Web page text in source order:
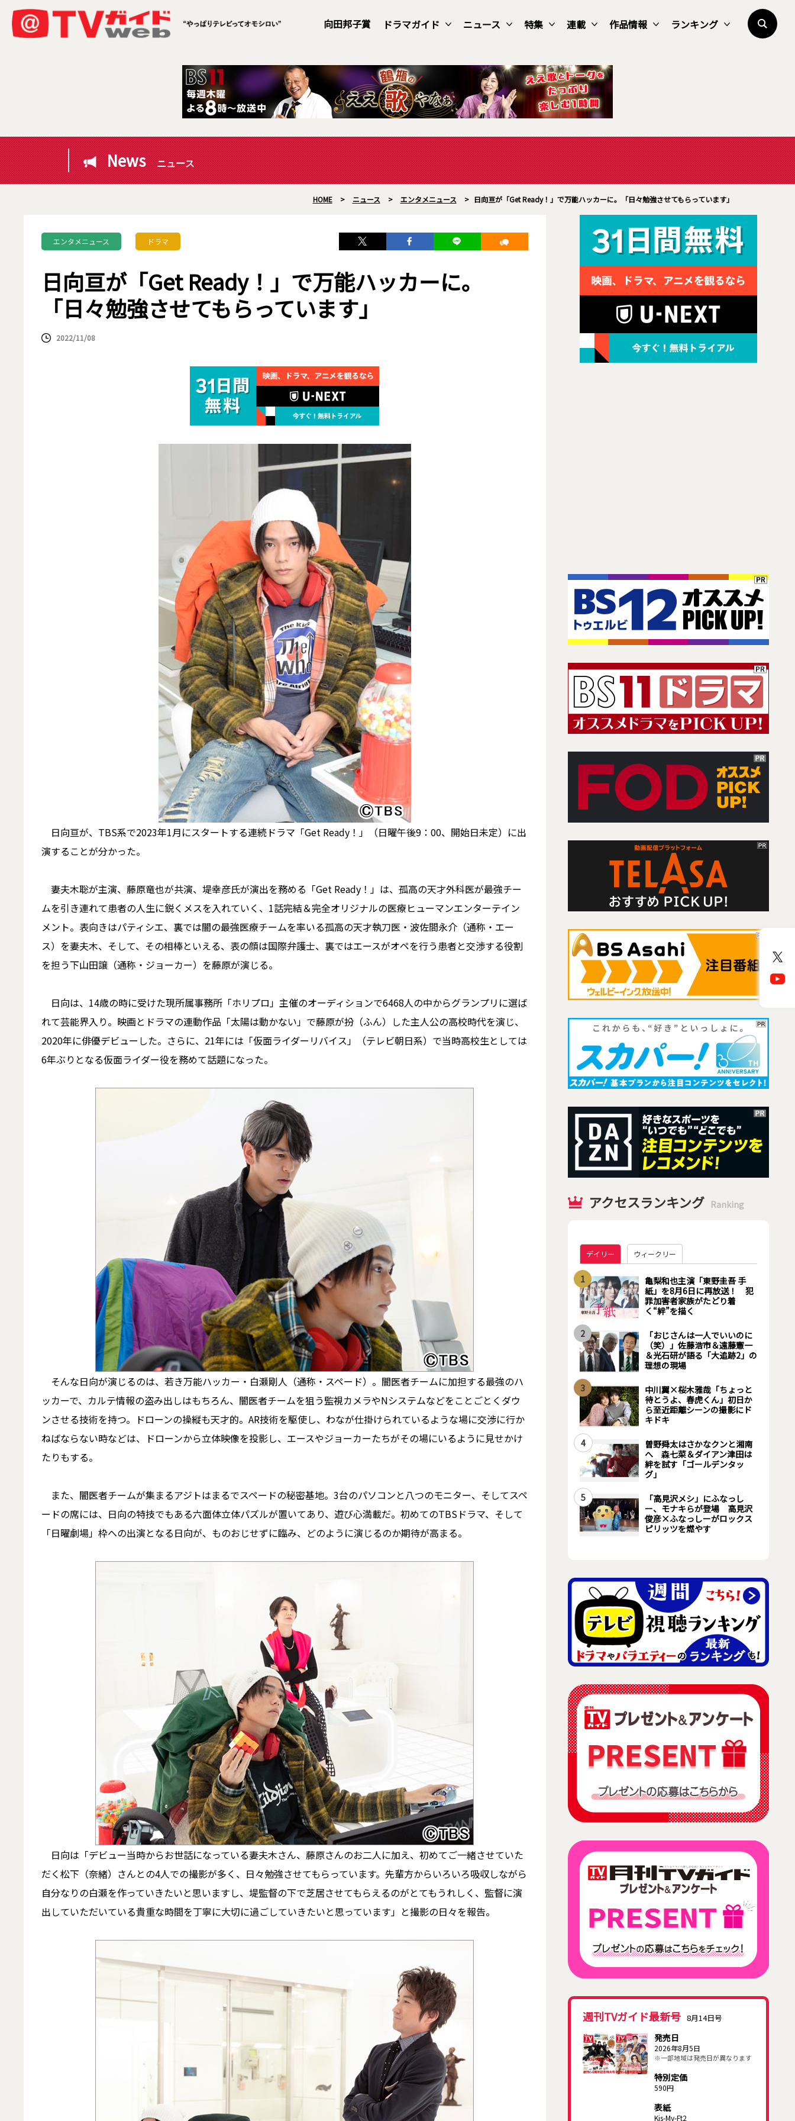
向田邦子賞 ドラマガイド ニュース 特集 連載 作品情報 ランキング
News ニュース
HOME > ニュース > エンタメニュース > 日向亘が「Get Ready！」で万能ハッカーに。「日々勉強させてもらっています」
エンタメニュース ドラマ
日向亘が「Get Ready！」で万能ハッカーに。
「日々勉強させてもらっています」
2022/11/08
日向亘が、TBS系で2023年1月にスタートする連続ドラマ「Get Ready！」（日曜午後9：00、開始日未定）に出
演することが分かった。
妻夫木聡が主演、藤原竜也が共演、堤幸彦氏が演出を務める「Get Ready！」は、孤高の天才外科医が最強チー
ムを引き連れて患者の人生に鋭くメスを入れていく、1話完結＆完全オリジナルの医療ヒューマンエンターテイン
メント。表向きはパティシエ、裏では闇の最強医療チームを率いる孤高の天才執刀医・波佐間永介（通称・エー
ス）を妻夫木、そして、その相棒といえる、表の顔は国際弁護士、裏ではエースがオペを行う患者と交渉する役割
を担う下山田譲（通称・ジョーカー）を藤原が演じる。
日向は、14歳の時に受けた現所属事務所「ホリプロ」主催のオーディションで6468人の中からグランプリに選ば
れて芸能界入り。映画とドラマの連動作品「太陽は動かない」で藤原が扮（ふん）した主人公の高校時代を演じ、
2020年に俳優デビューした。さらに、21年には「仮面ライダーリバイス」（テレビ朝日系）で当時高校生としては
6年ぶりとなる仮面ライダー役を務めて話題になった。
そんな日向が演じるのは、若き万能ハッカー・白瀬剛人（通称・スペード）。闇医者チームに加担する最強のハ
ッカーで、カルテ情報の盗み出しはもちろん、闇医者チームを狙う監視カメラやNシステムなどをことごとくダウ
ンさせる技術を持つ。ドローンの操縦も天才的。AR技術を駆使し、わなが仕掛けられているような場に交渉に行か
ねばならない時などは、ドローンから立体映像を投影し、エースやジョーカーたちがその場にいるように見せかけ
たりもする。
また、闇医者チームが集まるアジトはまるでスペードの秘密基地。3台のパソコンと八つのモニター、そしてスペ
ードの席には、日向の特技でもある六面体立体パズルが置いてあり、遊び心満載だ。初めてのTBSドラマ、そして
「日曜劇場」枠への出演となる日向が、ものおじせずに臨み、どのように演じるのか期待が高まる。
日向は「デビュー当時からお世話になっている妻夫木さん、藤原さんのお二人に加え、初めてご一緒させていた
だく松下（奈緒）さんとの4人での撮影が多く、日々勉強させてもらっています。先輩方からいろいろ吸収しながら
自分なりの白瀬を作っていきたいと思いますし、堤監督の下で芝居させてもらえるのがとてもうれしく、監督に演
出していただいている貴重な時間を丁寧に大切に過ごしていきたいと思っています」と撮影の日々を報告。
アクセスランキング Ranking
デイリー ウィークリー
1
亀梨和也主演「東野圭吾 手
紙」を8月6日に再放送！ 犯
罪加害者家族がたどり着
く“絆”を描く
2
「おじさんは一人でいいのに
（笑）」佐藤浩市＆遠藤憲一
＆光石研が語る「大追跡2」の
理想の現場
3
中川翼×桜木雅哉「ちょっと
待とうよ、春虎くん」初日か
ら至近距離シーンの撮影にド
キドキ
4
曽野舜太はさかなクンと湘南
へ 森七菜＆ダイアン津田は
絆を試す「ゴールデンタッ
グ」
5
「高見沢メシ」にふなっし
ー、モナキらが登場 高見沢
俊彦×ふなっしーがロックス
ピリッツを燃やす
週刊TVガイド最新号 8月14日号
発売日
2026年8月5日
※一部地域は発売日が異なります
特別定価
590円
表紙
Kis-My-Ft2